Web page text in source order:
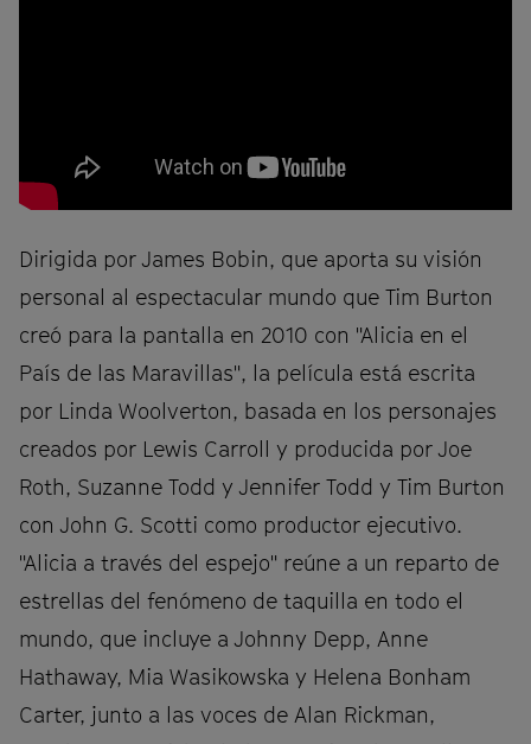
Dirigida por James Bobin, que aporta su visión
personal al espectacular mundo que Tim Burton
creó para la pantalla en 2010 con "Alicia en el
País de las Maravillas", la película está escrita
por Linda Woolverton, basada en los personajes
creados por Lewis Carroll y producida por Joe
Roth, Suzanne Todd y Jennifer Todd y Tim Burton
con John G. Scotti como productor ejecutivo.
"Alicia a través del espejo" reúne a un reparto de
estrellas del fenómeno de taquilla en todo el
mundo, que incluye a Johnny Depp, Anne
Hathaway, Mia Wasikowska y Helena Bonham
Carter, junto a las voces de Alan Rickman,